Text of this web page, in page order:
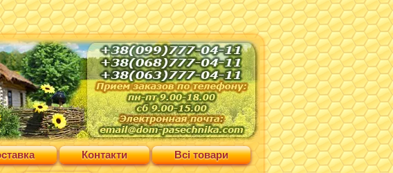
Контакти Всі товари